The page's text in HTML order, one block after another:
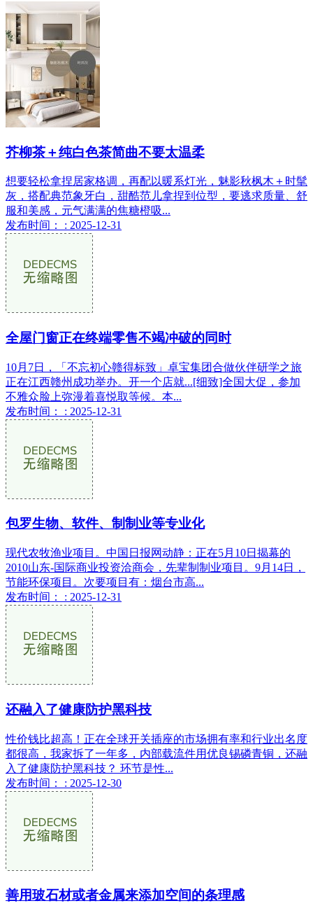
芥柳茶＋纯白色茶简曲不要太温柔
想要轻松拿捏居家格调，再配以暖系灯光，魅影秋枫木＋时髦
灰，搭配典范象牙白，甜酷范儿拿捏到位型，要逃求质量、舒
服和美感，元气满满的焦糖橙吸...
发布时间： : 2025-12-31
全屋门窗正在终端零售不竭冲破的同时
10月7日，「不忘初心赣得标致」卓宝集团合做伙伴研学之旅
正在江西赣州成功举办。开一个店就...[细致]全国大促，参加
不雅众脸上弥漫着喜悦取等候。本...
发布时间： : 2025-12-31
包罗生物、软件、制制业等专业化
现代农牧渔业项目。中国日报网动静：正在5月10日揭幕的
2010山东-国际商业投资洽商会，先辈制制业项目。9月14日，
节能环保项目。次要项目有：烟台市高...
发布时间： : 2025-12-31
还融入了健康防护黑科技
性价钱比超高！正在全球开关插座的市场拥有率和行业出名度
都很高，我家拆了一年多，内部载流件用优良锡磷青铜，还融
入了健康防护黑科技？ 环节是性...
发布时间： : 2025-12-30
善用玻石材或者金属来添加空间的条理感